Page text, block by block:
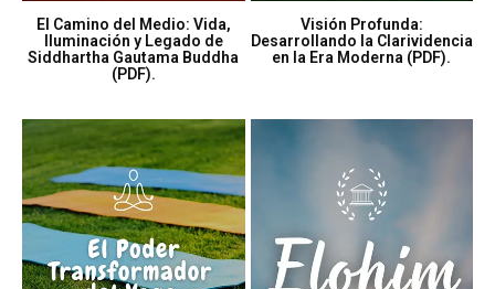
El Camino del Medio: Vida,
Iluminación y Legado de
Siddhartha Gautama Buddha
(PDF).
Visión Profunda:
Desarrollando la Clarividencia
en la Era Moderna (PDF).